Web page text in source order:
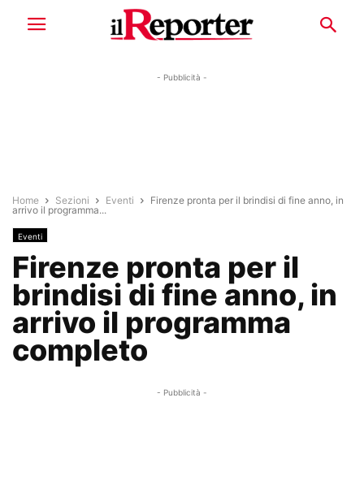
- Pubblicità -
Home Sezioni Eventi
Firenze pronta per il brindisi di fine anno, in
arrivo il programma...
Eventi
Firenze pronta per il
brindisi di fine anno, in
arrivo il programma
completo
- Pubblicità -